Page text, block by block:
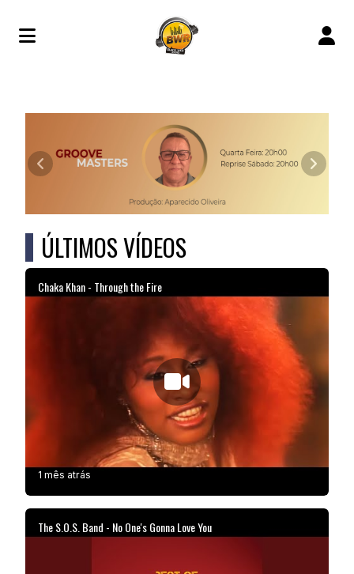
Anterior
ÚLTIMOS VÍDEOS
Chaka Khan - Through the Fire
1 mês atrás
The S.O.S. Band - No One's Gonna Love You